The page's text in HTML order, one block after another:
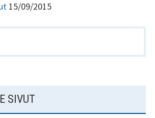
15/09/2015
SIVUT